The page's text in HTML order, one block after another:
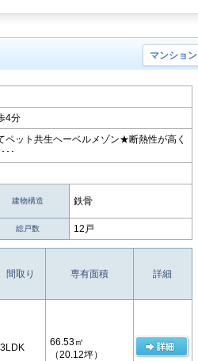
マンション
4分
ット共生ヘーベルメゾン★断熱性が高く
･･
建物構造 鉄骨
総戸数 12戸
間取り 専有面積 詳細
3LDK
66.53㎡
（20.12坪）